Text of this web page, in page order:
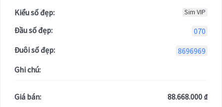
Kiểu số đẹp: Sim VIP
Đầu số đẹp:
070
Đuôi số đẹp:
8696969
Ghi chú:
Giá bán: 88.668.000 ₫